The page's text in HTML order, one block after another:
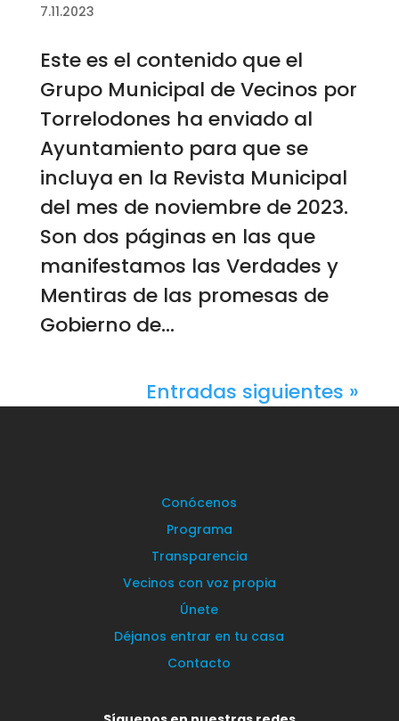
7.11.2023
Este es el contenido que el
Grupo Municipal de Vecinos por
Torrelodones ha enviado al
Ayuntamiento para que se
incluya en la Revista Municipal
del mes de noviembre de 2023.
Son dos páginas en las que
manifestamos las Verdades y
Mentiras de las promesas de
Gobierno de...
Entradas siguientes »
Conócenos
Programa
Transparencia
Vecinos con voz propia
Únete
Déjanos entrar en tu casa
Contacto